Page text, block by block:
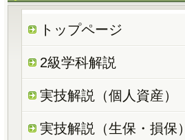
トップページ
2級学科解説
実技解説（個人資産）
実技解説（生保・損保）